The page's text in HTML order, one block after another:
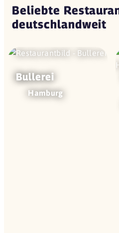
Beliebte
deutschlandweit
Bullerei
Hamburg